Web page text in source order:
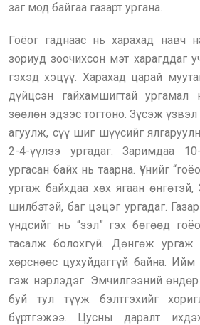
заг мод байгаа газарт ургана.
Гоёог гаднаас нь харахад навч
зориуд зоочихсон мэт харагддаг
гэхэд хэцүү. Харахад царай
дүйцсэн гайхамшигтай
зөөлөн эдээс тогтоно. Зүсэж
агуулж, сүү шиг шүүсийг
2-4-үүлээ ургадаг. Заримдаа
ургасан байх нь таарна. Үүнийг
ургаж байхдаа хөх ягаан
шилбэтэй, баг цэцэг ургадаг.
үндсийг нь “зэл” гэх бөгөөд
тасалж болохгүй. Дөнгөж
хөрснөөс цухуйдаггүй байна. Ийм
гэж нэрлэдэг. Эмчилгээний
буй тул түүж бэлтгэхийг
бүртгэжээ. Цусны даралт